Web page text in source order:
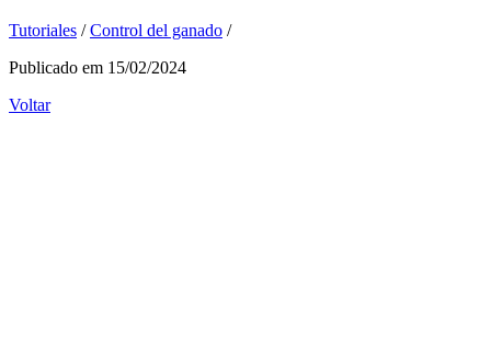
Tutoriales / Control del ganado /
Publicado em 15/02/2024
Voltar